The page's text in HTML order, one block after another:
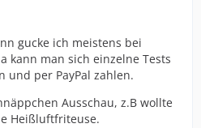
gucke ich meistens bei
kann man sich einzelne Tests
und per PayPal zahlen.
Ausschau, z.B wollte
Heißluftfriteuse.